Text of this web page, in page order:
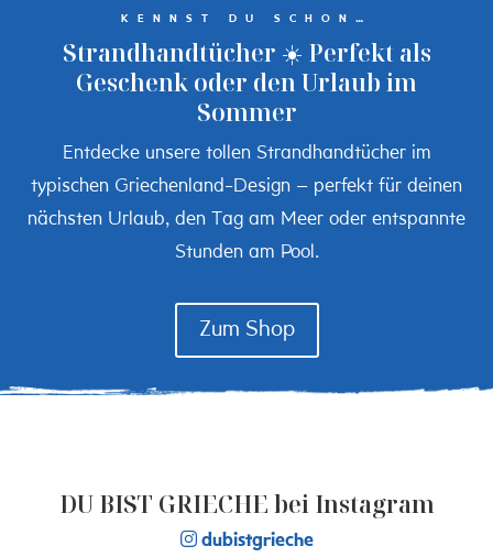
KENNST DU SCHON…
Strandhandtücher ☀️ Perfekt als
Geschenk oder den Urlaub im
Sommer
Entdecke unsere tollen Strandhandtücher im
typischen Griechenland-Design – perfekt für deinen
nächsten Urlaub, den Tag am Meer oder entspannte
Stunden am Pool.
Zum Shop
DU BIST GRIECHE bei Instagram
dubistgrieche